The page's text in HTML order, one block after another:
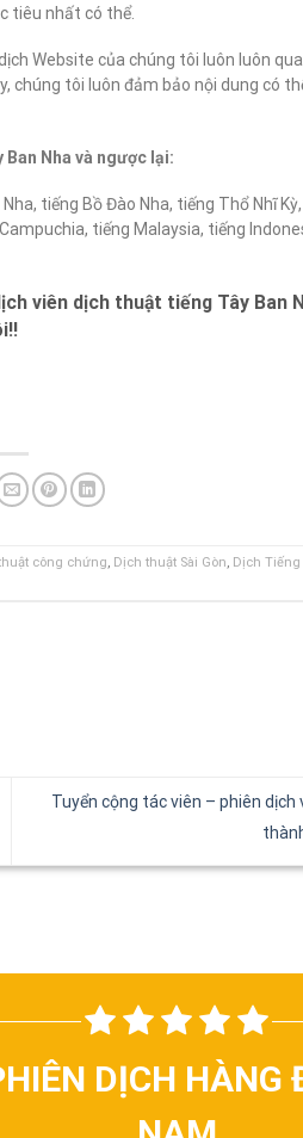
tiêu nhất có thể.
Website của chúng tôi luôn luôn
chúng tôi luôn đảm bảo nội dung có
Nha và ngược lại:
tiếng Bồ Đào Nha, tiếng Thổ Nhĩ
tiếng Malaysia, tiếng
viên dịch thuật tiếng Tây Ban
công chứng, Dịch thuật Sài Gòn, Dịch Tiếng
Tuyển cộng tác viên – phiên
DỊCH